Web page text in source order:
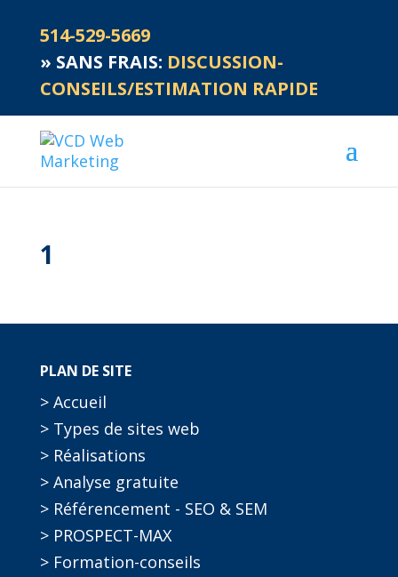
514-529-5669
» SANS FRAIS: DISCUSSION-
CONSEILS/ESTIMATION RAPIDE
1
PLAN DE SITE
> Accueil
> Types de sites web
> Réalisations
> Analyse gratuite
> Référencement - SEO & SEM
> PROSPECT-MAX
> Formation-conseils